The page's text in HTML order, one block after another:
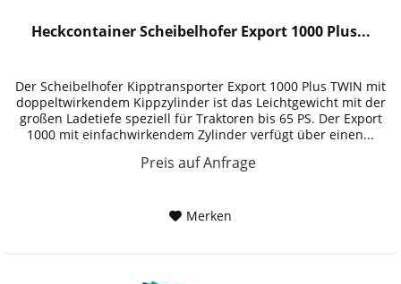
Heckcontainer Scheibelhofer Export 1000 Plus...
Der Scheibelhofer Kipptransporter Export 1000 Plus TWIN mit
doppeltwirkendem Kippzylinder ist das Leichtgewicht mit der
großen Ladetiefe speziell für Traktoren bis 65 PS. Der Export
1000 mit einfachwirkendem Zylinder verfügt über einen...
Preis auf Anfrage
Merken